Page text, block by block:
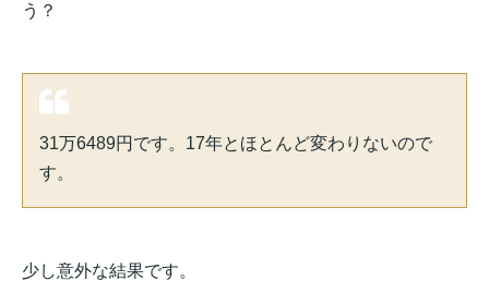
う？
31万6489円です。17年とほとんど変わりないので
す。
少し意外な結果です。